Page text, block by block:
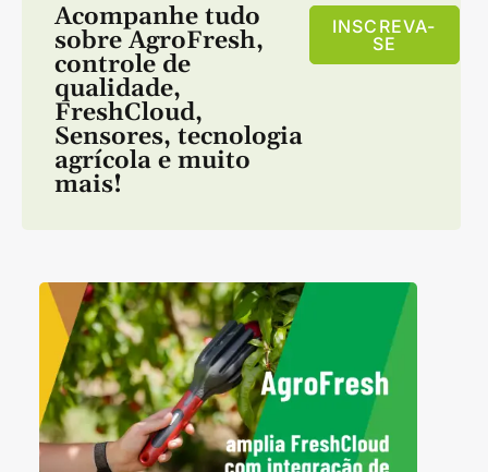
Acompanhe tudo
sobre AgroFresh,
controle de
qualidade,
FreshCloud,
Sensores, tecnologia
agrícola e muito
mais!
INSCREVA-
SE